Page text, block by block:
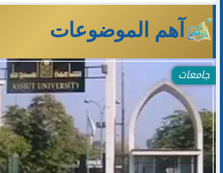
آهم الموضوعات
جامعات